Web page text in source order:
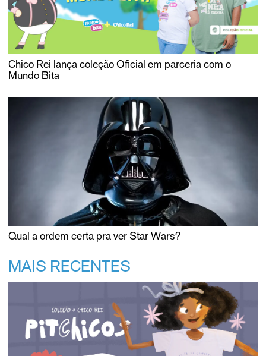
Chico Rei lança coleção Oficial em parceria com o
Mundo Bita
Qual a ordem certa pra ver Star Wars?
MAIS RECENTES